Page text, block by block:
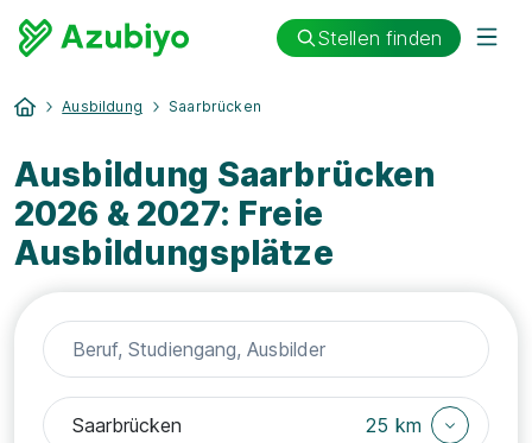
Stellen finden
Ausbildung Saarbrücken
Ausbildung Saarbrücken
2026 & 2027: Freie
Ausbildungsplätze
25 km